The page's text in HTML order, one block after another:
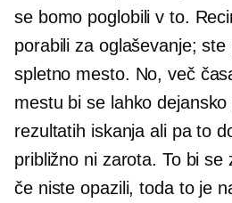
se bomo poglobili v to.
porabili za oglaševanje; ste
spletno mesto. No, več
mestu bi se lahko
rezultatih iskanja ali pa to
približno ni zarota. To bi se
če niste opazili, toda to je